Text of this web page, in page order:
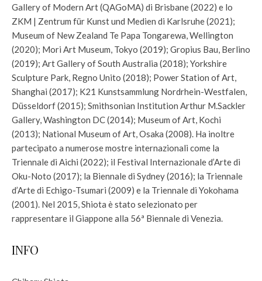
Gallery of Modern Art (QAGoMA) di Brisbane (2022) e lo
ZKM | Zentrum für Kunst und Medien di Karlsruhe (2021);
Museum of New Zealand Te Papa Tongarewa, Wellington
(2020); Mori Art Museum, Tokyo (2019); Gropius Bau, Berlino
(2019); Art Gallery of South Australia (2018); Yorkshire
Sculpture Park, Regno Unito (2018); Power Station of Art,
Shanghai (2017); K21 Kunstsammlung Nordrhein-Westfalen,
Düsseldorf (2015); Smithsonian Institution Arthur M.Sackler
Gallery, Washington DC (2014); Museum of Art, Kochi
(2013); National Museum of Art, Osaka (2008). Ha inoltre
partecipato a numerose mostre internazionali come la
Triennale di Aichi (2022); il Festival Internazionale d’Arte di
Oku-Noto (2017); la Biennale di Sydney (2016); la Triennale
d’Arte di Echigo-Tsumari (2009) e la Triennale di Yokohama
(2001). Nel 2015, Shiota è stato selezionato per
rappresentare il Giappone alla 56ª Biennale di Venezia.
INFO